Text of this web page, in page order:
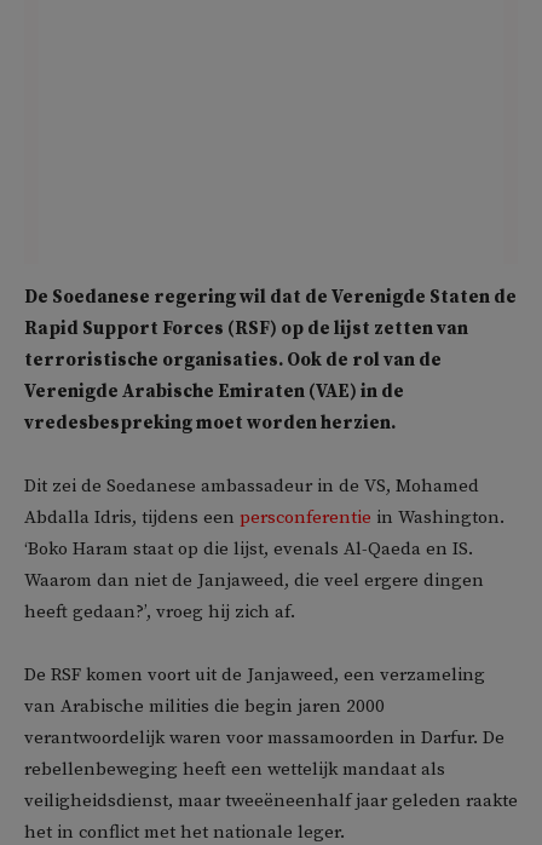
De Soedanese regering wil dat de Verenigde Staten de
Rapid Support Forces (RSF) op de lijst zetten van
terroristische organisaties. Ook de rol van de
Verenigde Arabische Emiraten (VAE) in de
vredesbespreking moet worden herzien.
Dit zei de Soedanese ambassadeur in de VS, Mohamed
Abdalla Idris, tijdens een persconferentie in Washington.
‘Boko Haram staat op die lijst, evenals Al-Qaeda en IS.
Waarom dan niet de Janjaweed, die veel ergere dingen
heeft gedaan?’, vroeg hij zich af.
De RSF komen voort uit de Janjaweed, een verzameling
van Arabische milities die begin jaren 2000
verantwoordelijk waren voor massamoorden in Darfur. De
rebellenbeweging heeft een wettelijk mandaat als
veiligheidsdienst, maar tweeëneenhalf jaar geleden raakte
het in conflict met het nationale leger.